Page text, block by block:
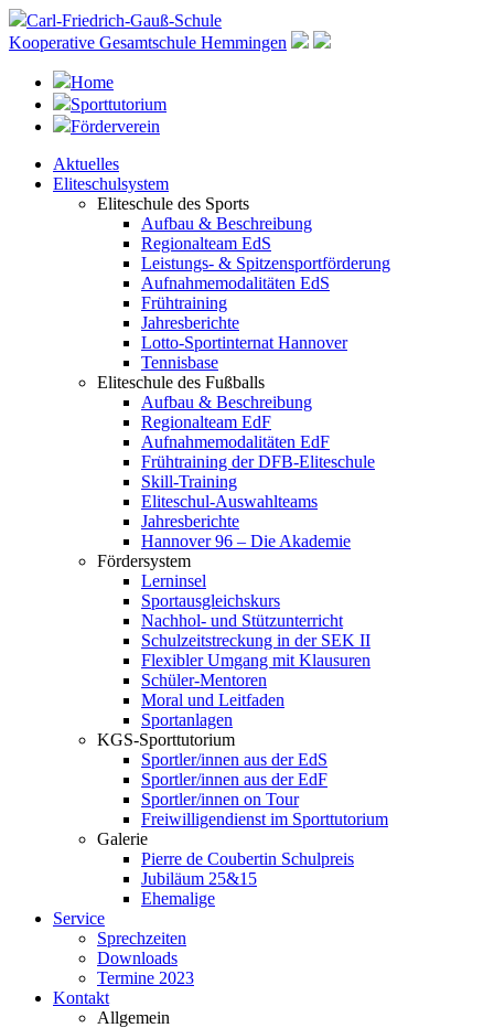
Carl-Friedrich-Gauß-Schule
Kooperative Gesamtschule Hemmingen
Home
Sporttutorium
Förderverein
Aktuelles
Eliteschulsystem
Eliteschule des Sports
Aufbau & Beschreibung
Regionalteam EdS
Leistungs- & Spitzensportförderung
Aufnahmemodalitäten EdS
Frühtraining
Jahresberichte
Lotto-Sportinternat Hannover
Tennisbase
Eliteschule des Fußballs
Aufbau & Beschreibung
Regionalteam EdF
Aufnahmemodalitäten EdF
Frühtraining der DFB-Eliteschule
Skill-Training
Eliteschul-Auswahlteams
Jahresberichte
Hannover 96 – Die Akademie
Fördersystem
Lerninsel
Sportausgleichskurs
Nachhol- und Stützunterricht
Schulzeitstreckung in der SEK II
Flexibler Umgang mit Klausuren
Schüler-Mentoren
Moral und Leitfaden
Sportanlagen
KGS-Sporttutorium
Sportler/innen aus der EdS
Sportler/innen aus der EdF
Sportler/innen on Tour
Freiwilligendienst im Sporttutorium
Galerie
Pierre de Coubertin Schulpreis
Jubiläum 25&15
Ehemalige
Service
Sprechzeiten
Downloads
Termine 2023
Kontakt
Allgemein